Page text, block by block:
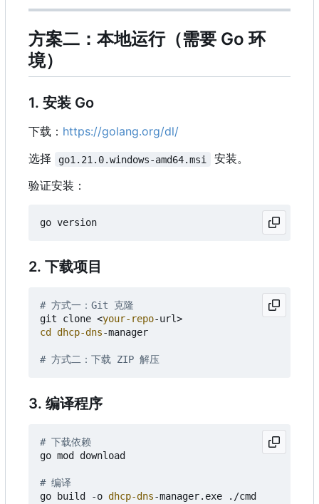
方案二：本地运行（需要 Go 环
境）
1. 安装 Go
下载： https://golang.org/dl/
选择
go1.21.0.windows-amd64.msi
安装。
验证安装：
go version
2. 下载项目
# 方式一：Git 克隆
git
clone <your-repo-url>
cd dhcp-dns-manager
# 方式二：下载 ZIP 解压
3. 编译程序
# 下载依赖
go mod download
# 编译
go
build -o dhcp-dns-manager. exe ./cmd